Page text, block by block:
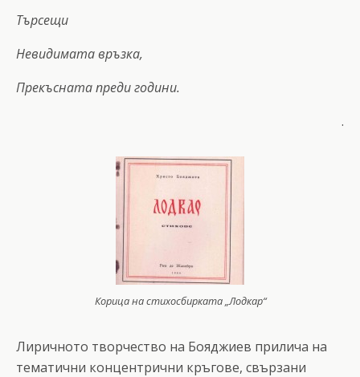
Търсещи
Невидимата връзка,
Прекъсната преди години.
.
Корица на стихосбирката „Лодкар“
Лиричното творчество на Бояджиев прилича на
тематични концентрични кръгове, свързани